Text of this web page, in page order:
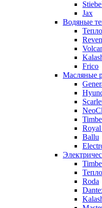
Jax
Водяные
Frico
Масляные
Ballu
Roda